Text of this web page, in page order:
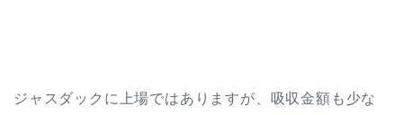
ジャスダックに上場ではありますが、吸収金額も少な